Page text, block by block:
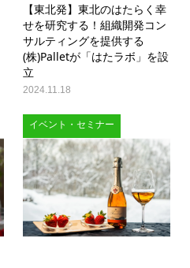
【東北発】東北のはたらく幸
せを研究する！組織開発コン
サルティングを提供する
(株)Palletが「はたラボ」を設
立
2024.11.18
イベント・セミナー